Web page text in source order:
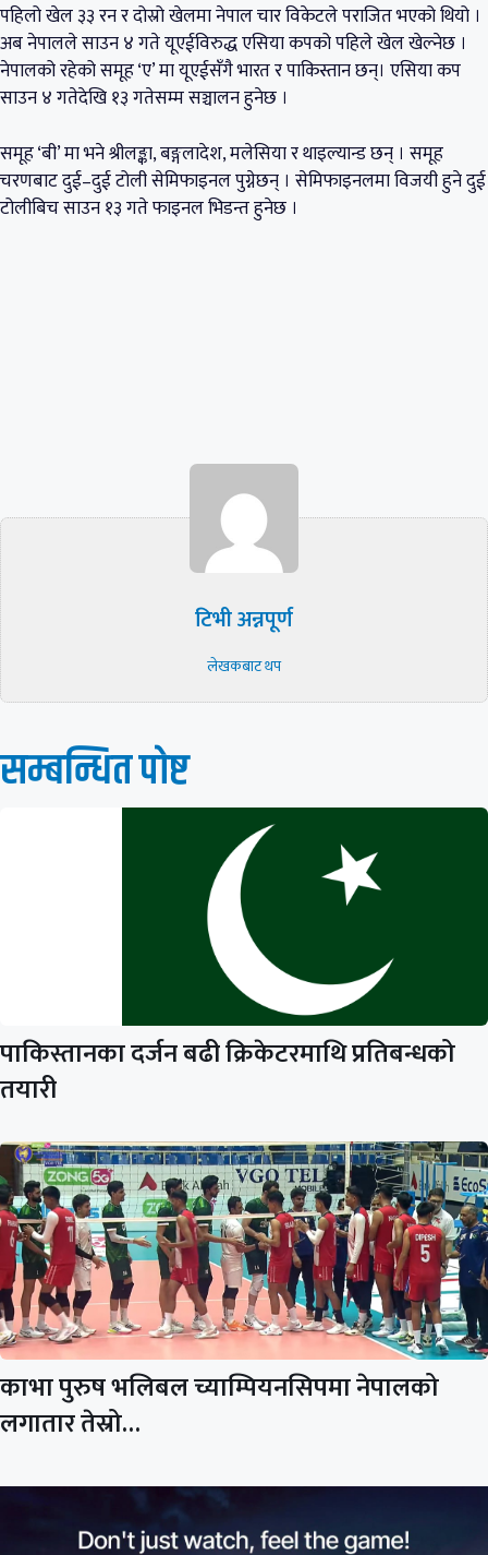
पहिलो खेल ३३ रन र दोस्रो खेलमा नेपाल चार विकेटले पराजित भएको थियो ।
अब नेपालले साउन ४ गते यूएईविरुद्ध एसिया कपको पहिले खेल खेल्नेछ ।
नेपालको रहेको समूह ‘ए’ मा यूएईसँगै भारत र पाकिस्तान छन्। एसिया कप
साउन ४ गतेदेखि १३ गतेसम्म सञ्चालन हुनेछ ।
समूह ‘बी’ मा भने श्रीलङ्का, बङ्गलादेश, मलेसिया र थाइल्यान्ड छन् । समूह
चरणबाट दुई–दुई टोली सेमिफाइनल पुग्नेछन् । सेमिफाइनलमा विजयी हुने दुई
टोलीबिच साउन १३ गते फाइनल भिडन्त हुनेछ ।
टिभी अन्नपूर्ण
लेखकबाट थप
सम्बन्धित पाेष्ट
पाकिस्तानका दर्जन बढी क्रिकेटरमाथि प्रतिबन्धको
तयारी
काभा पुरुष भलिबल च्याम्पियनसिपमा नेपालको
लगातार तेस्रो…